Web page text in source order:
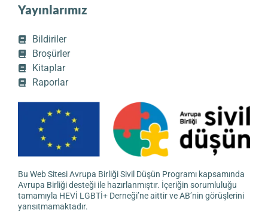
Yayınlarımız
Bildiriler
Broşürler
Kitaplar
Raporlar
Bu Web Sitesi Avrupa Birliği Sivil Düşün Programı kapsamında
Avrupa Birliği desteği ile hazırlanmıştır. İçeriğin sorumluluğu
tamamıyla HEVİ LGBTİ+ Derneği’ne aittir ve AB’nin görüşlerini
yansıtmamaktadır.